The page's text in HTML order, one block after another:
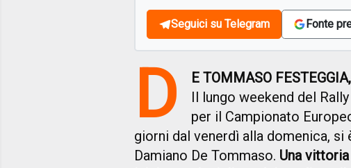
Seguici su Telegram Fonte
D
E TOMMASO
Il lungo weekend del
per il Campionato
giorni dal venerdì alla domenica,
Damiano De Tommaso. Una